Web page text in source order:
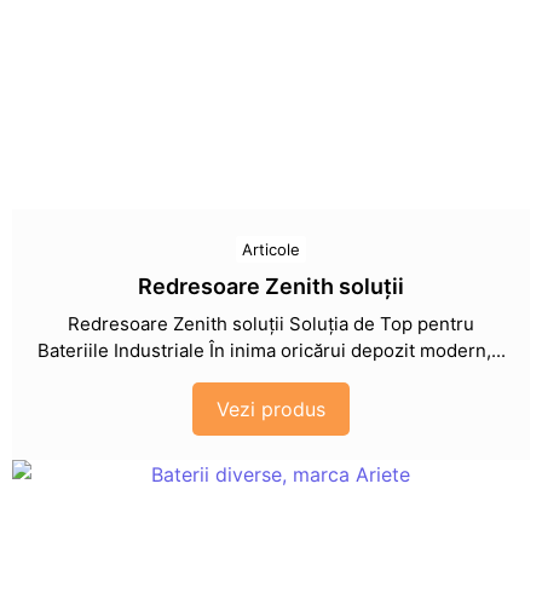
Articole
Redresoare Zenith soluții
Redresoare Zenith soluții Soluția de Top pentru
Bateriile Industriale În inima oricărui depozit modern,...
Vezi produs